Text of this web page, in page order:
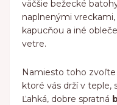
väčšie bežecké
naplnenými
kapucňou a iné
vetre.
Namiesto toho
ktoré vás drží v teple,
Ľahká, dobre spratná